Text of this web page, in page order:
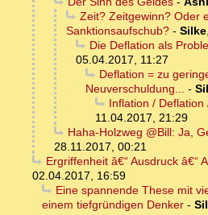
Zeit? Zeitgewinn? Oder
Sanktionsaufschub? - Silke,
Die Deflation als
05.04.2017, 11:27
Deflation = zu
Neuverschuldung... -
Inflation / Deflation
11.04.2017, 21:29
Haha-Holzweg @Bill: Ja,
28.11.2017, 00:21
Ergriffenheit â€“ Ausdruck â€“
02.04.2017, 16:59
Eine spannende These mit
einem tiefgründigen Denker -